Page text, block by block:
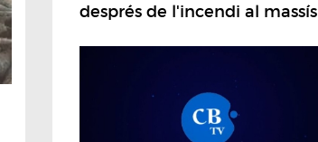
després de l'incendi al massís